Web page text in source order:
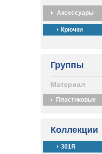
Аксессуары
Крючки
Группы
Материал
Пластиковые
Коллекции
301R